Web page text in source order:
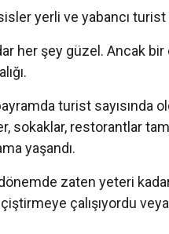
yerli ve yabancı turist
her şey güzel. Ancak
turist sayısında
sokaklar, restorantlar
yaşandı.
zaten yeteri
çalışıyordu